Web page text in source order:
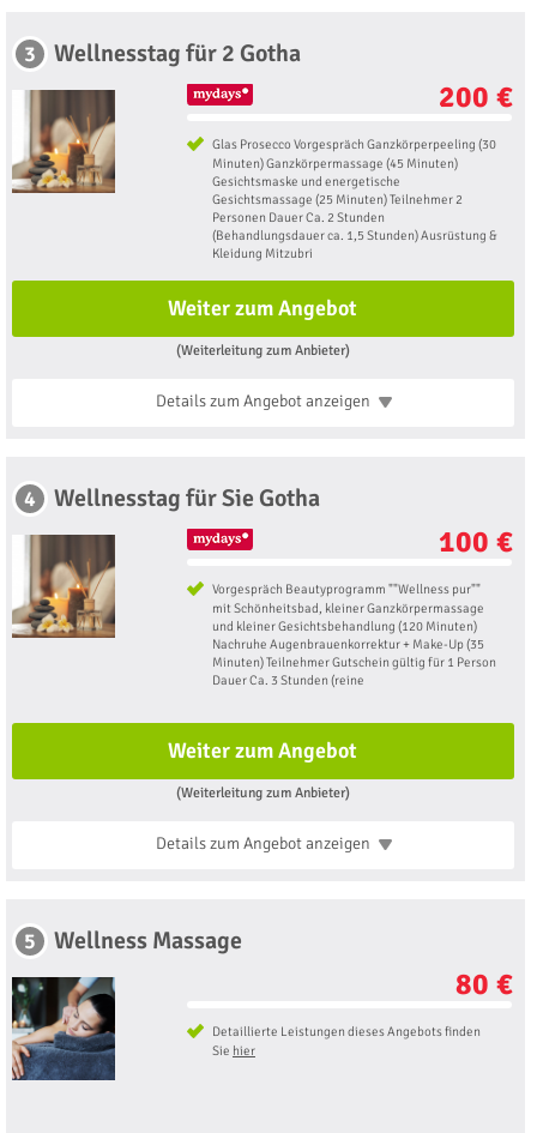
3 Wellnesstag für 2 Gotha
200 €
Glas Prosecco Vorgespräch Ganzkörperpeeling (30
Minuten) Ganzkörpermassage (45 Minuten)
Gesichtsmaske und energetische
Gesichtsmassage (25 Minuten) Teilnehmer 2
Personen Dauer Ca. 2 Stunden
(Behandlungsdauer ca. 1,5 Stunden) Ausrüstung &
Kleidung Mitzubri
Weiter zum Angebot
(Weiterleitung zum Anbieter)
Details zum Angebotanzeigen
4 Wellnesstag für Sie Gotha
100 €
Vorgespräch Beautyprogramm ""Wellness pur""
mit Schönheitsbad, kleiner Ganzkörpermassage
und kleiner Gesichtsbehandlung (120 Minuten)
Nachruhe Augenbrauenkorrektur + Make-Up (35
Minuten) Teilnehmer Gutschein gültig für 1 Person
Dauer Ca. 3 Stunden (reine
Weiter zum Angebot
(Weiterleitung zum Anbieter)
Details zum Angebotanzeigen
5 Wellness Massage
80 €
Detaillierte Leistungen dieses Angebots finden
Sie hier